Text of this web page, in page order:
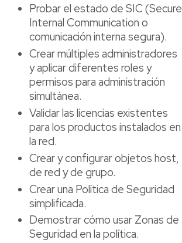
Probar el estado de SIC (Secure
Internal Communication o
comunicación interna segura).
Crear múltiples administradores
y aplicar diferentes roles y
permisos para administración
simultánea.
Validar las licencias existentes
para los productos instalados en
la red.
Crear y configurar objetos host,
de red y de grupo.
Crear una Política de Seguridad
simplificada.
Demostrar cómo usar Zonas de
Seguridad en la política.